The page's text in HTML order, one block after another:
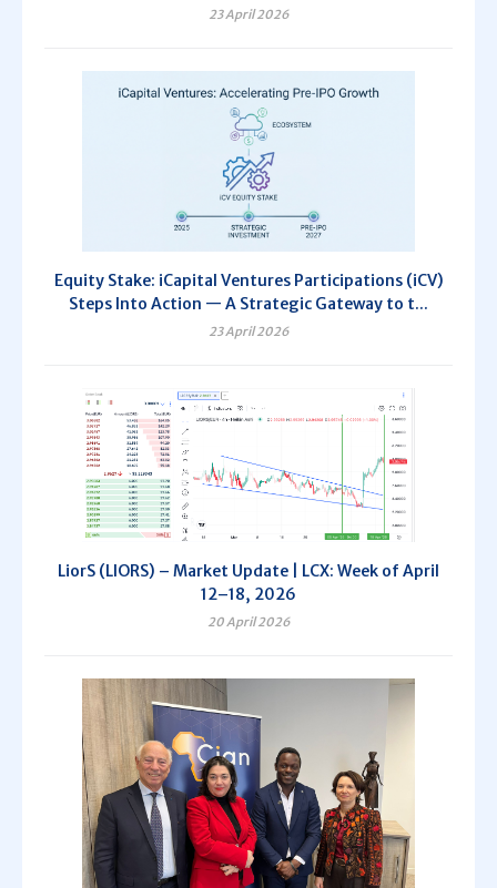
23 April 2026
Equity Stake: iCapital Ventures Participations (iCV)
Steps Into Action — A Strategic Gateway to t...
23 April 2026
LiorS (LIORS) – Market Update | LCX: Week of April
12–18, 2026
20 April 2026